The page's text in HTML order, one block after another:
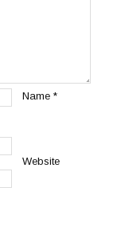
Name*
Website